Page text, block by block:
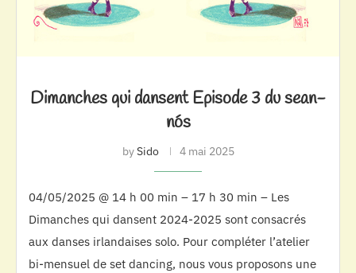
Dimanches qui dansent Episode 3 du sean-
nós
bySido 4 mai 2025
04/05/2025 @ 14 h 00 min – 17 h 30 min – Les
Dimanches qui dansent 2024-2025 sont consacrés
aux danses irlandaises solo. Pour compléter l’atelier
bi-mensuel de set dancing, nous vous proposons une